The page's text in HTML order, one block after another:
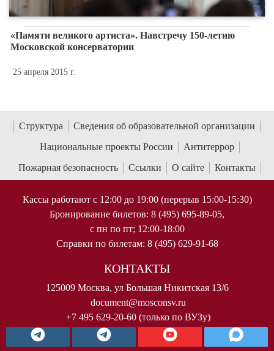
«Памяти великого артиста». Навстречу 150-летию
Московской консерватории
25 апреля 2015 г.
Структура
Сведения об образовательной организации
Национальные проекты России
Антитеррор
Пожарная безопасность
Ссылки О сайте Контакты
Кассы работают с 12:00 до 19:00 (перерыв 15:00-15:30)
Бронирование билетов: 8 (495) 695-89-05,
с пн по пт; 12:00-18:00
Справки по билетам: 8 (495) 629-91-68
КОНТАКТЫ
125009 Москва, ул Большая Никитская 13/6
document@mosconsv.ru
+7 495 629-20-60 (только по ВУЗу)